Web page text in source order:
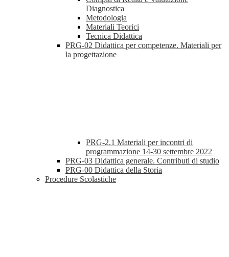
Diagnostica
Metodologia
Materiali Teorici
Tecnica Didattica
PRG-02 Didattica per competenze. Materiali per
la progettazione
PRG-2.1 Materiali per incontri di
programmazione 14-30 settembre 2022
PRG-03 Didattica generale. Contributi di studio
PRG-00 Didattica della Storia
Procedure Scolastiche